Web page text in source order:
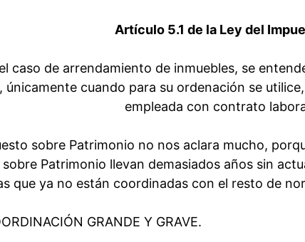
Artículo 5.1 de la Ley del
caso de arrendamiento de inmuebles, se
únicamente cuando para su ordenación se
empleada con contrato
sobre Patrimonio no nos aclara mucho,
Patrimonio llevan demasiados años sin
que ya no están coordinadas con el resto de
GRANDE Y GRAVE.